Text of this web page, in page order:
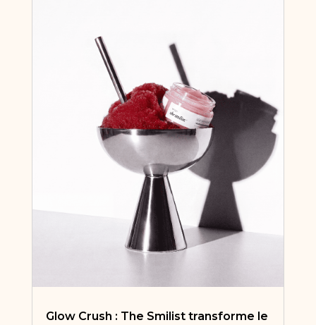
Glow Crush : The Smilist transforme le